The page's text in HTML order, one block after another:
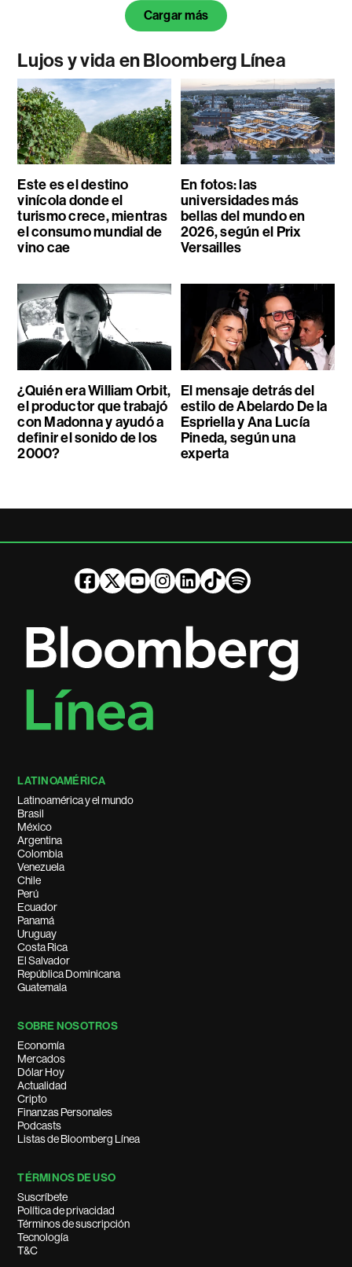
Cargar más
Lujos y vida en Bloomberg Línea
Este es el destino
vinícola donde el
turismo crece, mientras
el consumo mundial de
vino cae
En fotos: las
universidades más
bellas del mundo en
2026, según el Prix
Versailles
¿Quién era William Orbit,
el productor que trabajó
con Madonna y ayudó a
definir el sonido de los
2000?
El mensaje detrás del
estilo de Abelardo De la
Espriella y Ana Lucía
Pineda, según una
experta
LATINOAMÉRICA
Latinoamérica y el mundo
Brasil
México
Argentina
Colombia
Venezuela
Chile
Perú
Ecuador
Panamá
Uruguay
Costa Rica
El Salvador
República Dominicana
Guatemala
SOBRE NOSOTROS
Economía
Mercados
Dólar Hoy
Actualidad
Cripto
Finanzas Personales
Podcasts
Listas de Bloomberg Línea
TÉRMINOS DE USO
Suscríbete
Política de privacidad
Términos de suscripción
Tecnología
T&C